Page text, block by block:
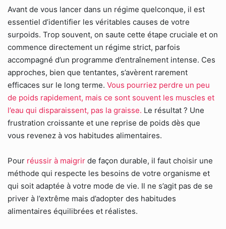
Avant de vous lancer dans un régime quelconque, il est
essentiel d’identifier les véritables causes de votre
surpoids. Trop souvent, on saute cette étape cruciale et on
commence directement un régime strict, parfois
accompagné d’un programme d’entraînement intense. Ces
approches, bien que tentantes, s’avèrent rarement
efficaces sur le long terme. Vous pourriez perdre un peu
de poids rapidement, mais ce sont souvent les muscles et
l’eau qui disparaissent, pas la graisse. Le résultat ? Une
frustration croissante et une reprise de poids dès que
vous revenez à vos habitudes alimentaires.
Pour réussir à maigrir de façon durable, il faut choisir une
méthode qui respecte les besoins de votre organisme et
qui soit adaptée à votre mode de vie. Il ne s’agit pas de se
priver à l’extrême mais d’adopter des habitudes
alimentaires équilibrées et réalistes.